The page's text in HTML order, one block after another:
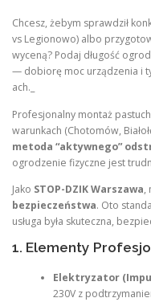
Chcesz, żebym sprawdził
vs Legionowo) albo
wyceną? Podaj długość
— dobiorę moc urządzenia i
ach._
Profesjonalny montaż
warunkach (Chotomów,
metoda “aktywnego”
ogrodzenie fizyczne jest
Jako STOP-DZIK Warszawa,
bezpieczeństwa. Oto
usługa była skuteczna,
1. Elementy
Elektryzator
230V z